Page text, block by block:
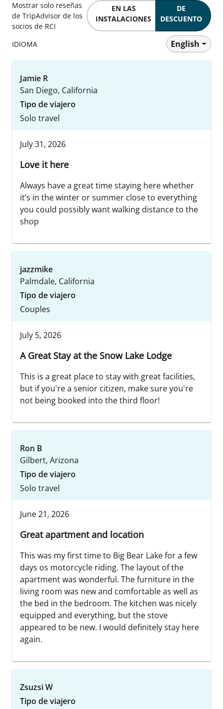
Mostrar solo reseñas
de TripAdvisor de los
socios de RCI
EN LAS
INSTALACIONES
DE
DESCUENTO
IDIOMA English
Jamie R
San Diego, California
Tipo de viajero
Solo travel
July 31, 2026
Love it here
Always have a great time staying here whether
it’s in the winter or summer close to everything
you could possibly want walking distance to the
shop
jazzmike
Palmdale, California
Tipo de viajero
Couples
July 5, 2026
A Great Stay at the Snow Lake Lodge
This is a great place to stay with great facilities,
but if you're a senior citizen, make sure you're
not being booked into the third floor!
Ron B
Gilbert, Arizona
Tipo de viajero
Solo travel
June 21, 2026
Great apartment and location
This was my first time to Big Bear Lake for a few
days os motorcycle riding. The layout of the
apartment was wonderful. The furniture in the
living room was new and comfortable as well as
the bed in the bedroom. The kitchen was nicely
equipped and everything, but the stove
appeared to be new. I would definitely stay here
again.
Zsuzsi W
Tipo de viajero